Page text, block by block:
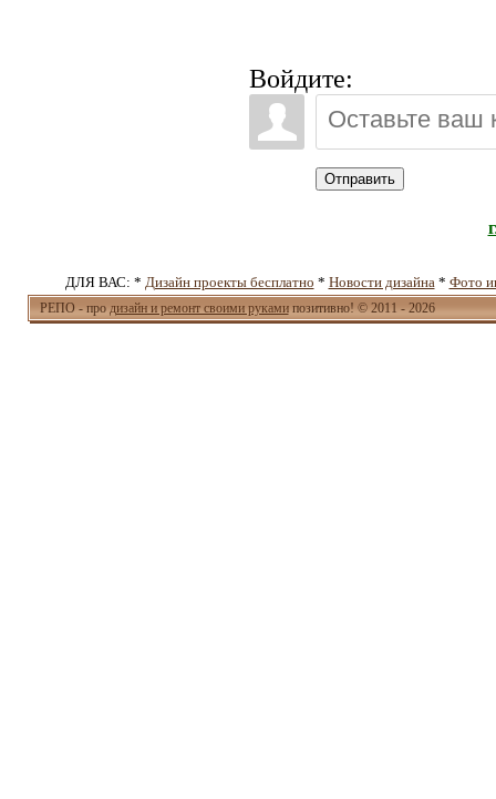
Войдите:
Отправить
ДЛЯ ВАС: * Дизайн проекты бесплатно * Новости дизайна* Фото
РЕПО - продизайн и ремонт своими рукамипозитивно! © 2011 - 2026